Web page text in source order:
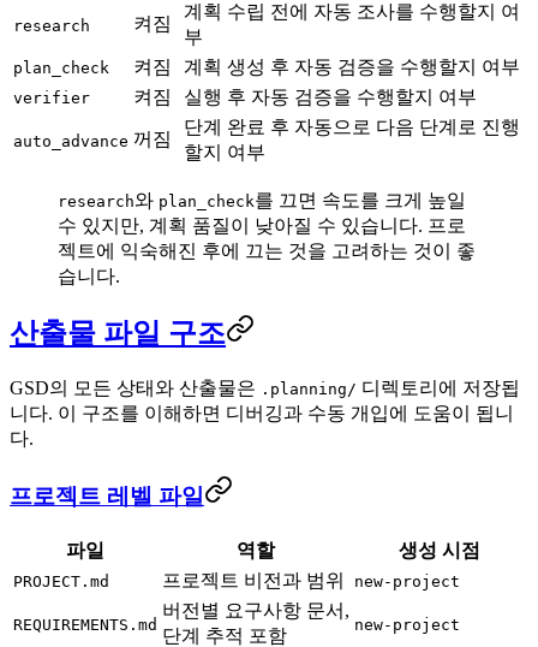
research 켜짐
계획 수립 전에 자동 조사를 수행할지 여
부
plan_check 켜짐 계획 생성 후 자동 검증을 수행할지 여부
verifier 켜짐 실행 후 자동 검증을 수행할지 여부
auto_advance 꺼짐
단계 완료 후 자동으로 다음 단계로 진행
할지 여부
research와 plan_check를 끄면 속도를 크게 높일
수 있지만, 계획 품질이 낮아질 수 있습니다. 프로
젝트에 익숙해진 후에 끄는 것을 고려하는 것이 좋
습니다.
산출물 파일 구조
GSD의 모든 상태와 산출물은 .planning/ 디렉토리에 저장됩
니다. 이 구조를 이해하면 디버깅과 수동 개입에 도움이 됩니
다.
프로젝트 레벨 파일
파일 역할 생성 시점
PROJECT.md 프로젝트 비전과 범위 new-project
REQUIREMENTS.md
버전별 요구사항 문서,
단계 추적 포함
new-project